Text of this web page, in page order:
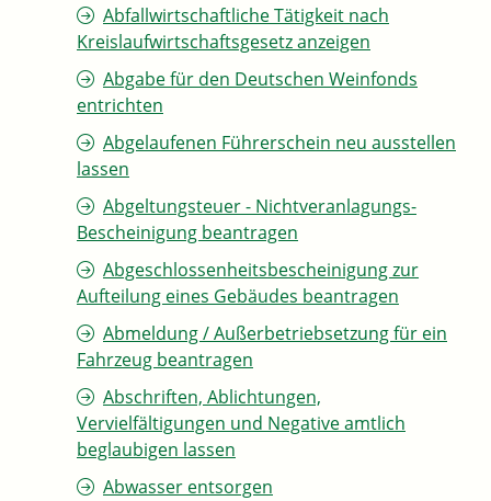
Abfallwirtschaftliche Tätigkeit nach
Kreislaufwirtschaftsgesetz anzeigen
Abgabe für den Deutschen Weinfonds
entrichten
Abgelaufenen Führerschein neu ausstellen
lassen
Abgeltungsteuer - Nichtveranlagungs-
Bescheinigung beantragen
Abgeschlossenheitsbescheinigung zur
Aufteilung eines Gebäudes beantragen
Abmeldung / Außerbetriebsetzung für ein
Fahrzeug beantragen
Abschriften, Ablichtungen,
Vervielfältigungen und Negative amtlich
beglaubigen lassen
Abwasser entsorgen